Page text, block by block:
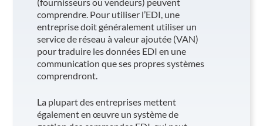
comprendre. Pour utiliser l’EDI, une
entreprise doit généralement utiliser un
service de réseau à valeur ajoutée (VAN)
pour traduire les données EDI en une
communication que ses propres systèmes
comprendront.
La plupart des entreprises mettent
également en œuvre un système de